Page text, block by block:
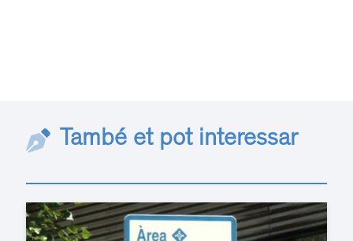
També et pot interessar